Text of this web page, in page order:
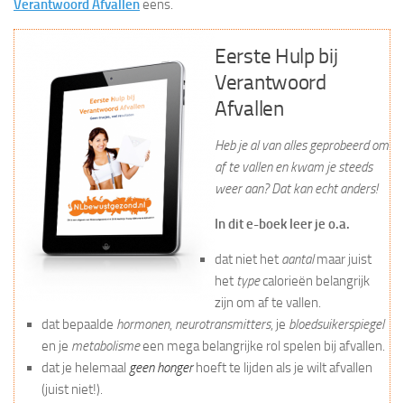
Verantwoord Afvalleneens.
Eerste Hulp bij
Verantwoord
Afvallen
Heb je al van alles geprobeerd om
af te vallen en kwam je steeds
weer aan? Dat kan echt anders!
In dit e-boek leer je o.a.
dat niet het aantalmaar juist
het typecalorieën belangrijk
zijn om af te vallen.
dat bepaalde hormonen, neurotransmitters, je bloedsuikerspiegel
en je metabolismeeen mega belangrijke rol spelen bij afvallen.
dat je helemaal geen hongerhoeft te lijden als je wilt afvallen
(juist niet!).